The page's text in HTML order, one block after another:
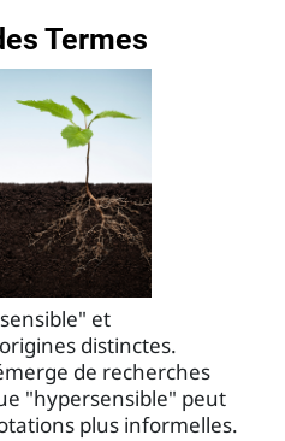
Termes
et
distinctes.
de recherches
"hypersensible" peut
plus informelles.